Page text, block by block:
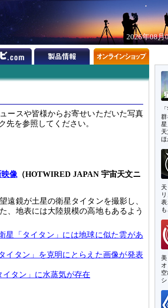
2026年08月
ースや皆様からお寄せいただいた写真
先を参照してください。
像 （HOTWIRED JAPAN 宇宙天文ニ
遠鏡が土星の衛星タイタンを撮影し、
、地表には大陸規模の高地もあるよう
星「タイタン」には地球に似た雲があ
イタン」を克明にとらえた画像が発表
イタン」に水蒸気が存在